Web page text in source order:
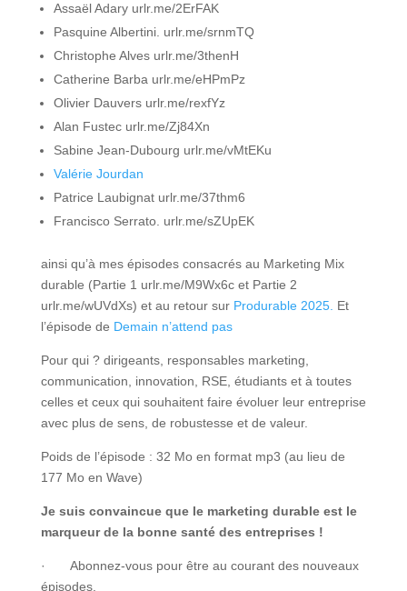
Assaël Adary urlr.me/2ErFAK
Pasquine Albertini. urlr.me/srnmTQ
Christophe Alves urlr.me/3thenH
Catherine Barba urlr.me/eHPmPz
Olivier Dauvers urlr.me/rexfYz
Alan Fustec urlr.me/Zj84Xn
Sabine Jean-Dubourg urlr.me/vMtEKu
Valérie Jourdan
Patrice Laubignat urlr.me/37thm6
Francisco Serrato. urlr.me/sZUpEK
ainsi qu’à mes épisodes consacrés au Marketing Mix
durable (Partie 1 urlr.me/M9Wx6c et Partie 2
urlr.me/wUVdXs) et au retour sur Produrable 2025. Et
l’épisode de Demain n’attend pas
Pour qui ? dirigeants, responsables marketing,
communication, innovation, RSE, étudiants et à toutes
celles et ceux qui souhaitent faire évoluer leur entreprise
avec plus de sens, de robustesse et de valeur.
Poids de l’épisode : 32 Mo en format mp3 (au lieu de
177 Mo en Wave)
Je suis convaincue que le marketing durable est le
marqueur de la bonne santé des entreprises !
· Abonnez-vous pour être au courant des nouveaux
épisodes.